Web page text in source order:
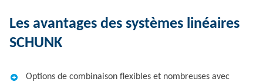
Les avantages des systèmes linéaires
SCHUNK
Options de combinaison flexibles et nombreuses avec